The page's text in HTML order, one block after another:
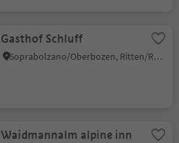
Gasthof Schluff
Soprabolzano/Oberbozen, Ritten/Renon, Bolzano/Bozen and environs
Waidmannalm alpine inn